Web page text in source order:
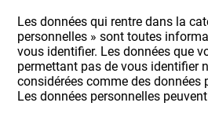
Les données qui rentre dans la
personnelles » sont toutes
vous identifier. Les données que
permettant pas de vous identifier
considérées comme des données
Les données personnelles